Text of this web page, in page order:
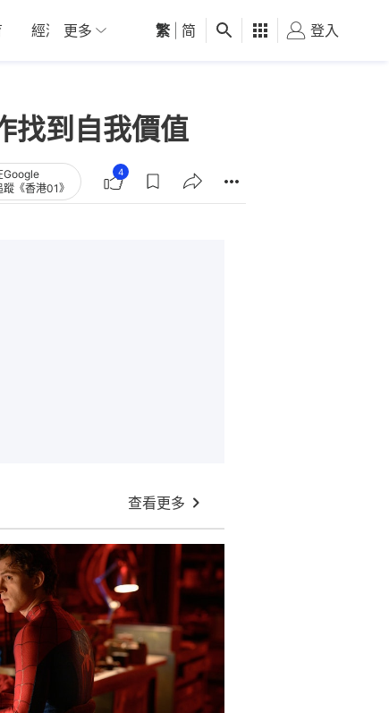
經濟 01深圳 觀點 健康 好食玩飛
更多 繁 简 登入
找到自我價值
Google
蹤《香港01》
4
查看更多